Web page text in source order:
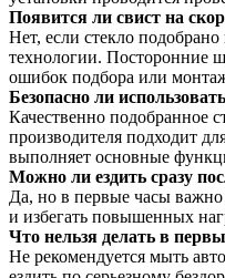
Появится ли свист на
Нет, если стекло
технологии. Посторонние
ошибок подбора или
Безопасно ли
Качественно подобранное
производителя подходит
выполняет основные
Можно ли ездить сразу
Да, но в первые часы важно
и избегать повышенных
Что нельзя делать в
Не рекомендуется мыть